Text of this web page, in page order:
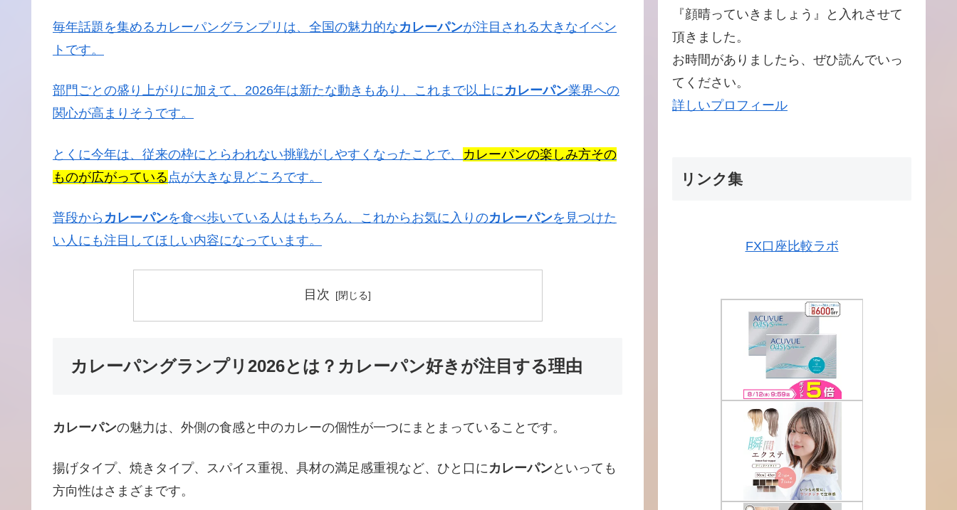
毎年話題を集めるカレーパングランプリは、全国の魅力的なカレーパンが注目される大きなイベン
トです。
部門ごとの盛り上がりに加えて、2026年は新たな動きもあり、これまで以上にカレーパン業界への
関心が高まりそうです。
とくに今年は、従来の枠にとらわれない挑戦がしやすくなったことで、 カレーパンの楽しみ方その
ものが広がっている 点が大きな見どころです。
普段から カレーパンを食べ歩いている人はもちろん、これからお気に入りのカレーパンを見つけた
い人にも注目してほしい内容になっています。
目次
カレーパングランプリ2026とは？カレーパン好きが注目する理由
カレーパンの魅力は、外側の食感と中のカレーの個性が一つにまとまっていることです。
揚げタイプ、焼きタイプ、スパイス重視、具材の満足感重視など、ひと口に カレーパンといっても
方向性はさまざまです。
『顔晴っていきましょう』と入れさせて
頂きました。
お時間がありましたら、ぜひ読んでいっ
てください。
詳しいプロフィール
リンク集
FX口座比較ラボ